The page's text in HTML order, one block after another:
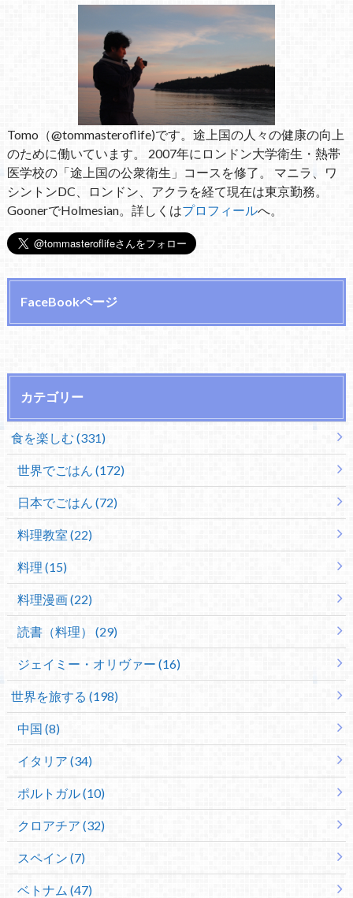
Tomo（@tommasteroflife)です。途上国の人々の健康の向上
のために働いています。 2007年にロンドン大学衛生・熱帯
医学校の「途上国の公衆衛生」コースを修了。 マニラ、ワ
シントンDC、ロンドン、アクラを経て現在は東京勤務。
GoonerでHolmesian。詳しくはプロフィールへ。
FaceBookページ
カテゴリー
食を楽しむ (331)
世界でごはん (172)
日本でごはん (72)
料理教室 (22)
料理 (15)
料理漫画 (22)
読書（料理） (29)
ジェイミー・オリヴァー (16)
世界を旅する (198)
中国 (8)
イタリア (34)
ポルトガル (10)
クロアチア (32)
スペイン (7)
ベトナム (47)